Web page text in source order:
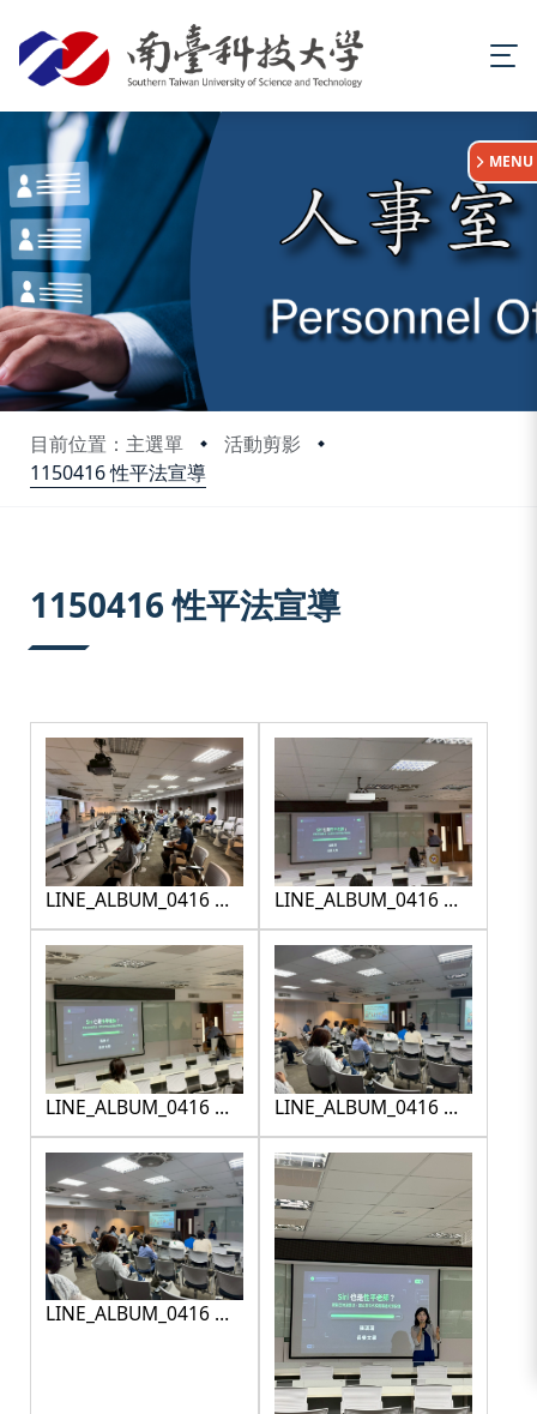
目前位置：主選單
活動剪影
1150416 性平法宣導
:::
MENU
1150416 性平法宣導
LINE_ALBUM_0416 性
平研習_260416_1
LINE_ALBUM_0416 性
平研習_260416_10
LINE_ALBUM_0416 性
平研習_260416_11
LINE_ALBUM_0416 性
平研習_260416_12
LINE_ALBUM_0416 性